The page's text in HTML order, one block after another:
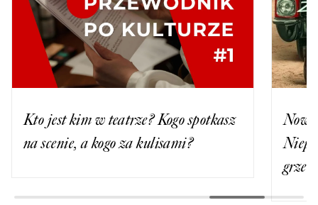
Kto jest kim w teatrze? Kogo spotkasz
na scenie, a kogo za kulisami?